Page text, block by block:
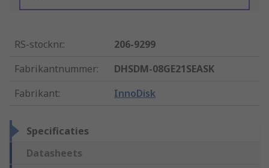
RS-stocknr.:
206-9299
Fabrikantnummer:
DHSDM-08GE21SEASK
Fabrikant: InnoDisk
Specificaties
Datasheets